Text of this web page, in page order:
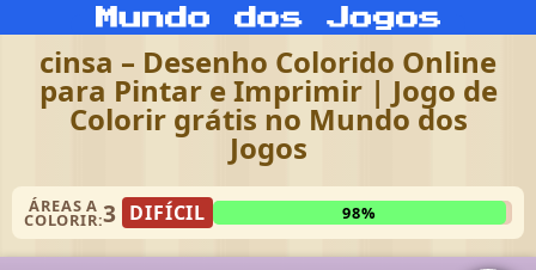
cinsa – Desenho Colorido Online
para Pintar e Imprimir | Jogo de
Colorir grátis no Mundo dos
Jogos
ÁREAS A
COLORIR:3 DIFÍCIL 98%